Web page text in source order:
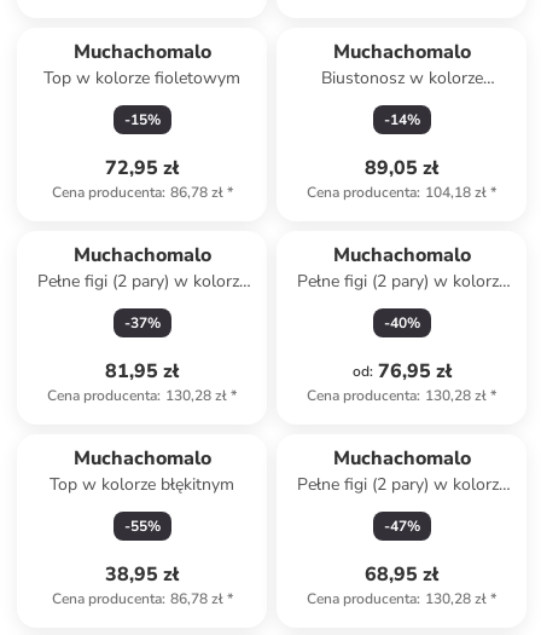
Muchachomalo
Top w kolorze fioletowym
-15%
72,95 zł
Cena producenta: 86,78 zł*
Muchachomalo
Biustonosz w kolorze
turkusowym
-14%
89,05 zł
Cena producenta: 104,18 zł*
Muchachomalo
Pełne figi (2 pary) w kolorze
białym
-37%
81,95 zł
Cena producenta: 130,28 zł*
Muchachomalo
Pełne figi (2 pary) w kolorze
różowym
-40%
od: 76,95 zł
Cena producenta: 130,28 zł*
Muchachomalo
Top w kolorze błękitnym
-55%
38,95 zł
Cena producenta: 86,78 zł*
Muchachomalo
Pełne figi (2 pary) w kolorze
czarno-turkusowo-błękitnym
-47%
68,95 zł
Cena producenta: 130,28 zł*